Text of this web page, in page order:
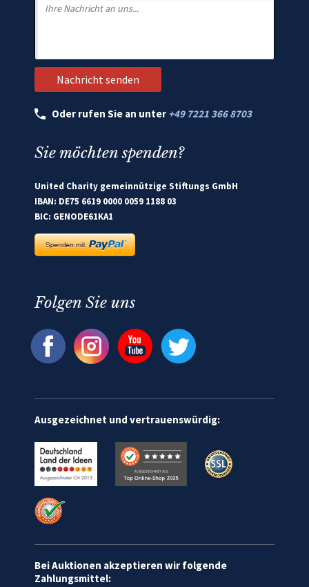
Oder rufen Sie an unter +49 7221 366 8703
Sie möchten spenden?
United Charity gemeinnützige Stiftungs GmbH
IBAN: DE75 6619 0000 0059 1188 03
BIC: GENODE61KA1
Folgen Sie uns
Ausgezeichnet und vertrauenswürdig:
Bei Auktionen akzeptieren wir folgende
Zahlungsmittel: